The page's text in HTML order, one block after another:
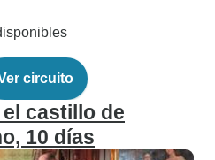
circuito
castillo de
10 días